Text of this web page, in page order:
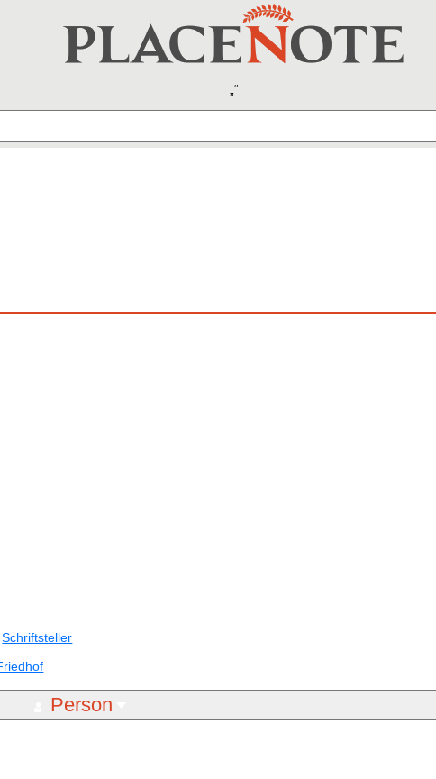
Schriftsteller
Person